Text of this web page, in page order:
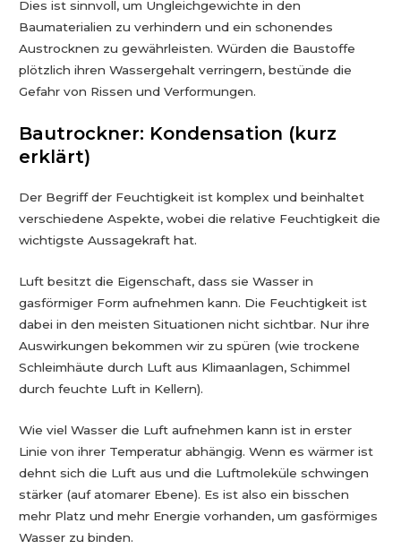
Dies ist sinnvoll, um Ungleichgewichte in den
Baumaterialien zu verhindern und ein schonendes
Austrocknen zu gewährleisten. Würden die Baustoffe
plötzlich ihren Wassergehalt verringern, bestünde die
Gefahr von Rissen und Verformungen.
Bautrockner: Kondensation (kurz
erklärt)
Der Begriff der Feuchtigkeit ist komplex und beinhaltet
verschiedene Aspekte, wobei die relative Feuchtigkeit die
wichtigste Aussagekraft hat.
Luft besitzt die Eigenschaft, dass sie Wasser in
gasförmiger Form aufnehmen kann. Die Feuchtigkeit ist
dabei in den meisten Situationen nicht sichtbar. Nur ihre
Auswirkungen bekommen wir zu spüren (wie trockene
Schleimhäute durch Luft aus Klimaanlagen, Schimmel
durch feuchte Luft in Kellern).
Wie viel Wasser die Luft aufnehmen kann ist in erster
Linie von ihrer Temperatur abhängig. Wenn es wärmer ist
dehnt sich die Luft aus und die Luftmoleküle schwingen
stärker (auf atomarer Ebene). Es ist also ein bisschen
mehr Platz und mehr Energie vorhanden, um gasförmiges
Wasser zu binden.